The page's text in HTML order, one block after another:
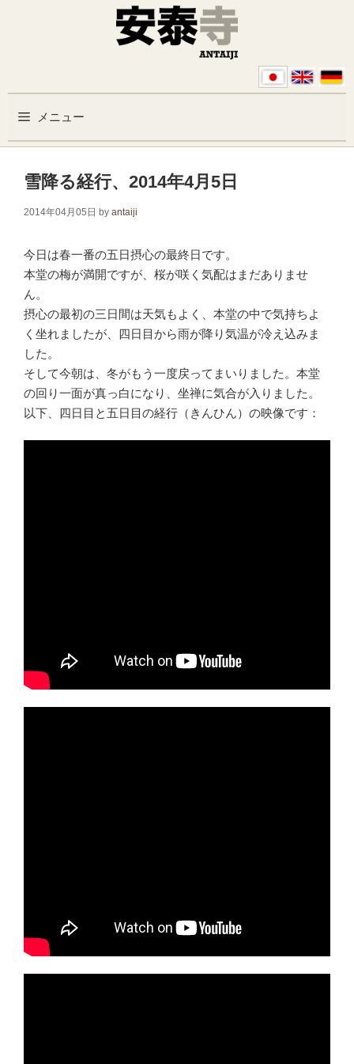
コンテンツへスキップ
メニュー
雪降る経行、2014年4月5日
2014年04月05日 by antaiji
今日は春一番の五日摂心の最終日です。
本堂の梅が満開ですが、桜が咲く気配はまだありませ
ん。
摂心の最初の三日間は天気もよく、本堂の中で気持ちよ
く坐れましたが、四日目から雨が降り気温が冷え込みま
した。
そして今朝は、冬がもう一度戻ってまいりました。本堂
の回り一面が真っ白になり、坐禅に気合が入りました。
以下、四日目と五日目の経行（きんひん）の映像です：